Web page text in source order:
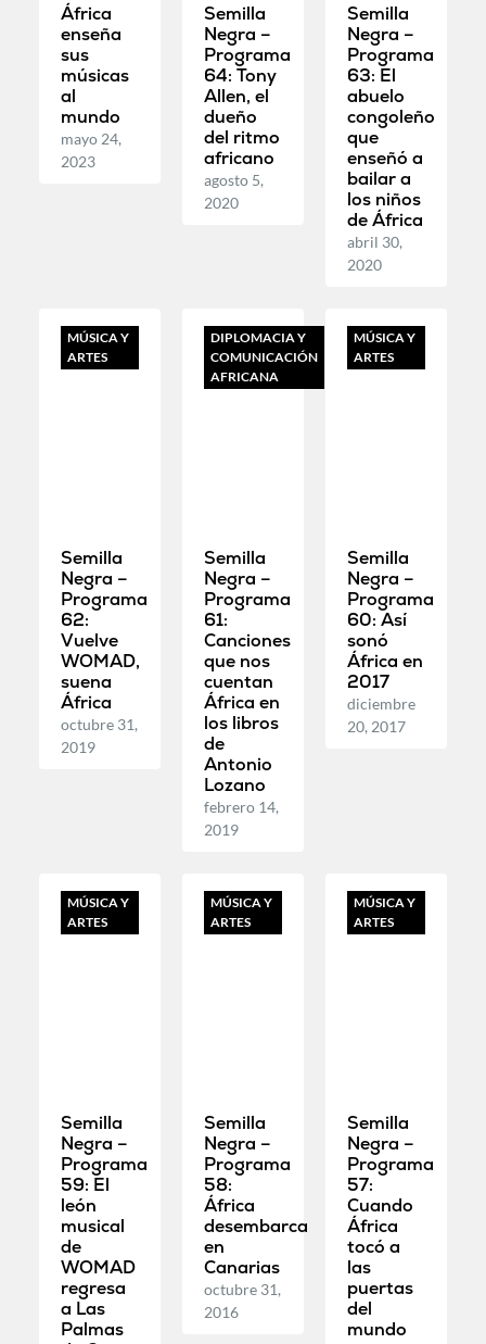
África
enseña
sus
músicas
al
mundo
mayo 24,
2023
Semilla
Negra –
Programa
64: Tony
Allen, el
dueño
del ritmo
africano
agosto 5,
2020
Semilla
Negra –
Programa
63: El
abuelo
congoleño
que
enseñó a
bailar a
los niños
de África
abril 30,
2020
MÚSICA Y
ARTES
Semilla
Negra –
Programa
62:
Vuelve
WOMAD,
suena
África
octubre 31,
2019
DIPLOMACIA Y
COMUNICACIÓN
AFRICANA
Semilla
Negra –
Programa
61:
Canciones
que nos
cuentan
África en
los libros
de
Antonio
Lozano
febrero 14,
2019
MÚSICA Y
ARTES
Semilla
Negra –
Programa
60: Así
sonó
África en
2017
diciembre
20, 2017
MÚSICA Y
ARTES
Semilla
Negra –
Programa
59: El
león
musical
de
WOMAD
regresa
a Las
Palmas
MÚSICA Y
ARTES
Semilla
Negra –
Programa
58:
África
desembarca
en
Canarias
octubre 31,
2016
MÚSICA Y
ARTES
Semilla
Negra –
Programa
57:
Cuando
África
tocó a
las
puertas
del
mundo